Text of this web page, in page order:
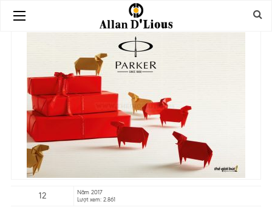
12
Năm 2017
Lượt xem: 2.861